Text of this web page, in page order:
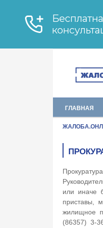
ГЛАВНАЯ
или иначе
приставы,
жилищное
(86357) 3-